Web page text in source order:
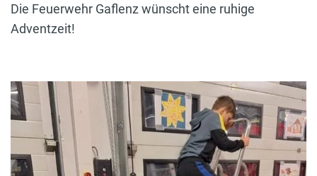
Die Feuerwehr Gaflenz wünscht eine ruhige
Adventzeit!